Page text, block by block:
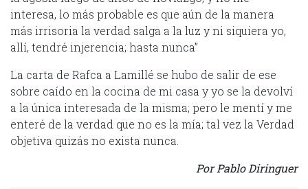
interesa, lo más probable es que aún de la manera
más irrisoria la verdad salga a la luz y ni siquiera yo,
allí, tendré injerencia; hasta nunca”
La carta de Rafca a Lamillé se hubo de salir de ese
sobre caído en la cocina de mi casa y yo se la devolví
a la única interesada de la misma; pero le mentí y me
enteré de la verdad que no es la mía; tal vez la Verdad
objetiva quizás no exista nunca.
Por Pablo Diringuer